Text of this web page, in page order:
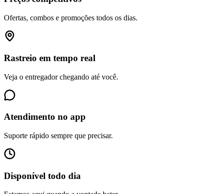
Ofertas, combos e promoções todos os dias.
Rastreio em tempo real
Veja o entregador chegando até você.
Atendimento no app
Suporte rápido sempre que precisar.
Disponível todo dia